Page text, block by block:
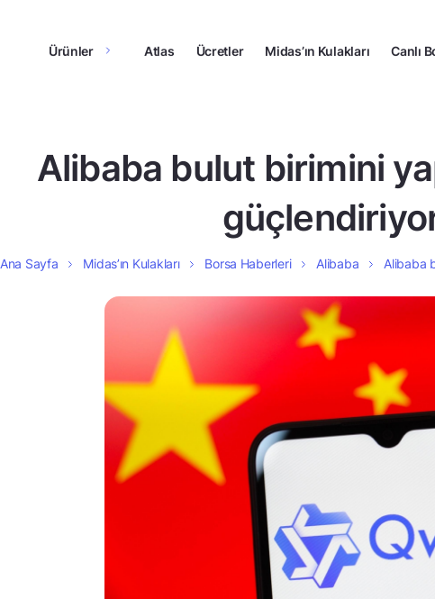
Ürünler Atlas Ücretler Midas’ın Kulakları Canlı
Alibaba bulut birimini
Ana Sayfa Midas’ın Kulakları Borsa Haberleri Alibaba Alibaba